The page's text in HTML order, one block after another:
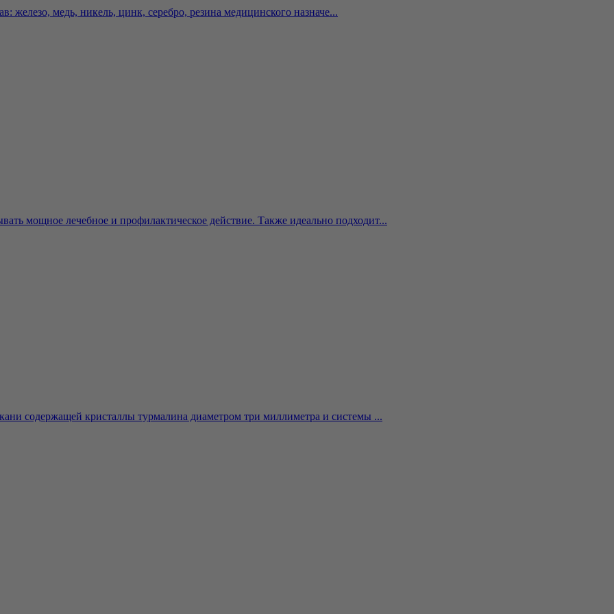
железо, медь, никель, цинк, серебро, резина медицинского назначе...
мощное лечебное и профилактическое действие. Также идеально подходит...
содержащей кристаллы турмалина диаметром три миллиметра и системы ...